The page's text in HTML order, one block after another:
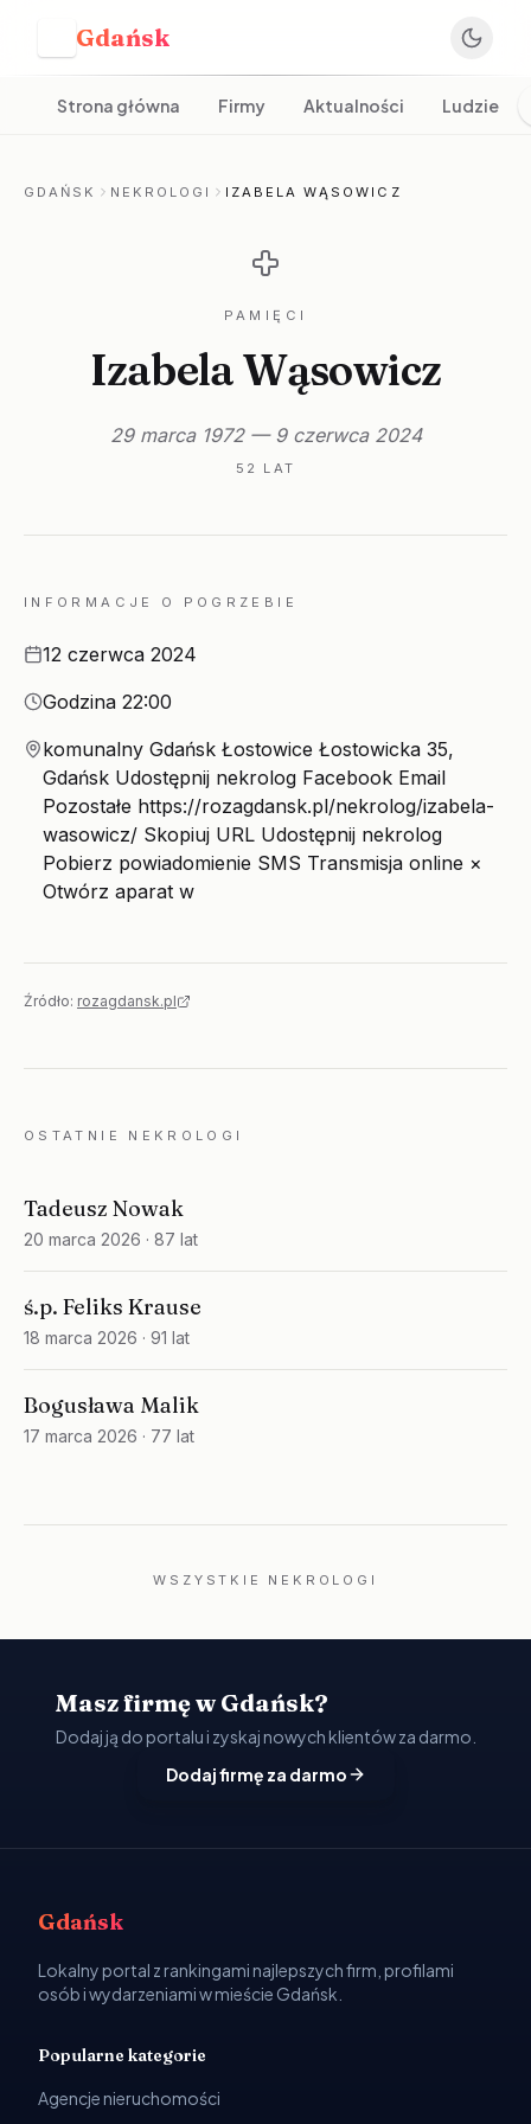
Gdańsk
Strona główna Firmy Aktualności Ludzie
GDAŃSK NEKROLOGI IZABELA WĄSOWICZ
PAMIĘCI
Izabela Wąsowicz
29 marca 1972 — 9 czerwca 2024
52 LAT
INFORMACJE O POGRZEBIE
Data12 czerwca 2024
Godzina
Godzina 22:00
Miejsce
komunalny Gdańsk Łostowice Łostowicka 35,
Gdańsk Udostępnij nekrolog Facebook Email
Pozostałe https://rozagdansk.pl/nekrolog/izabela-
wasowicz/ Skopiuj URL Udostępnij nekrolog
Pobierz powiadomienie SMS Transmisja online ×
Otwórz aparat w
Źródło: rozagdansk.pl
OSTATNIE NEKROLOGI
Tadeusz Nowak
20 marca 2026 · 87 lat
ś.p. Feliks Krause
18 marca 2026 · 91 lat
Bogusława Malik
17 marca 2026 · 77 lat
WSZYSTKIE NEKROLOGI
Masz firmę w Gdańsk?
Dodaj ją do portalu i zyskaj nowych klientów za darmo.
Dodaj firmę za darmo
Gdańsk
Lokalny portal z rankingami najlepszych firm, profilami
osób i wydarzeniami w mieście Gdańsk.
Popularne kategorie
Agencje nieruchomości